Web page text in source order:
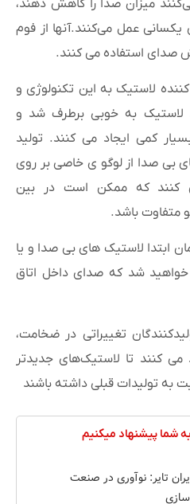
میزان صدا را کاهش دهند،
یکسانی عمل می‌کنند.آنها از فوم
صدای استفاده می کنند.
لاستیک به این تکنولوژی و
لاستیک به خوبی برطرف شد و
کمی ایجاد می کنند. تولید
بی صدا از لوگو ی خاصی بر روی
کنند که ممکن است در بین
متفاوت باشد.
ابتدا لاستیک های بی صدا و یا
شد که صدای داخل اتاق
تغییراتی در ضخامت،
کنند تا لاستیک‌های جدیدتر
به تولیدات قبلی داشته باشند
شما پیشنهاد میکنیم
تایر: نوآوری در صنعت